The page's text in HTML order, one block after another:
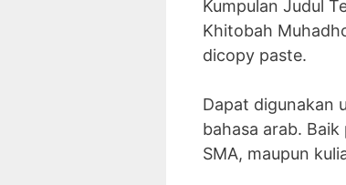
Kumpulan Judul
Khitobah
dicopy paste.
Dapat digunakan
bahasa arab. Baik
SMA, maupun